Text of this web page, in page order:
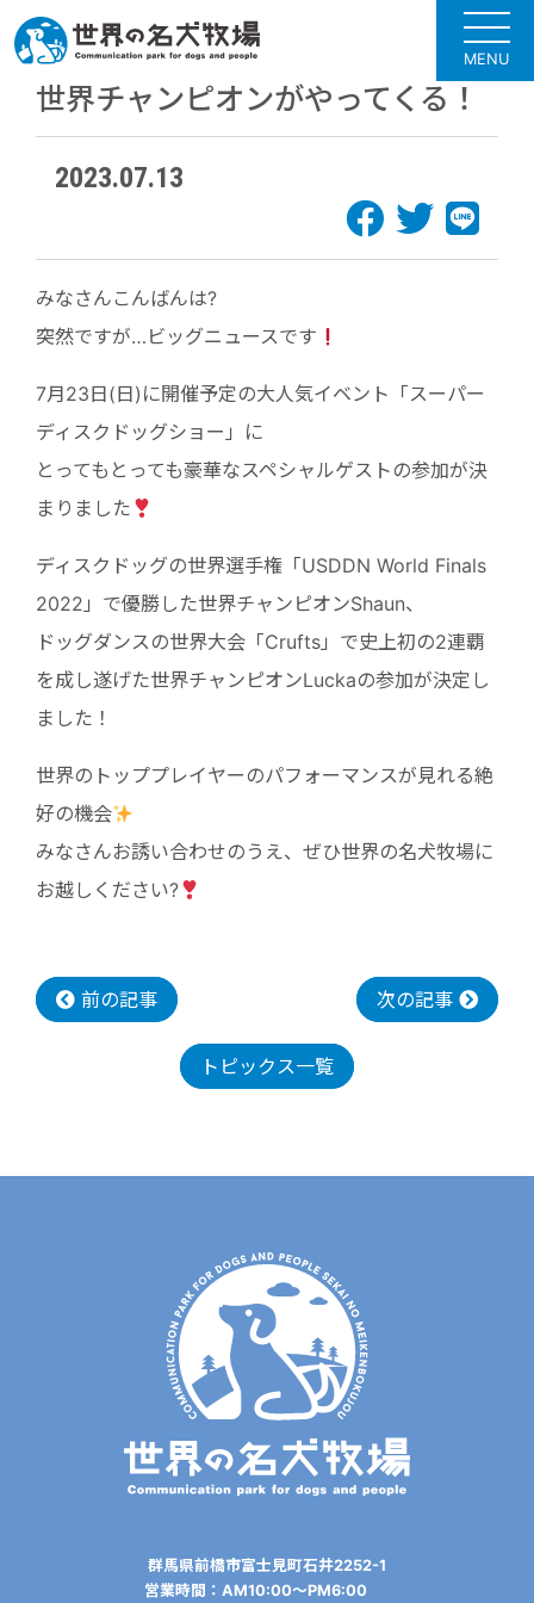
MENU
世界チャンピオンがやってくる！
2023.07.13
みなさんこんばんは?
突然ですが…ビッグニュースです
7月23日(日)に開催予定の大人気イベント「スーパー
ディスクドッグショー」に
とってもとっても豪華なスペシャルゲストの参加が決
まりました
ディスクドッグの世界選手権「USDDN World Finals
2022」で優勝した世界チャンピオンShaun、
ドッグダンスの世界大会「Crufts」で史上初の2連覇
を成し遂げた世界チャンピオンLuckaの参加が決定し
ました！
世界のトッププレイヤーのパフォーマンスが見れる絶
好の機会
みなさんお誘い合わせのうえ、ぜひ世界の名犬牧場に
お越しください?
前の記事 次の記事
トピックス一覧
群⾺県前橋市富⼠⾒町⽯井2252-1
営業時間：AM10:00〜PM6:00